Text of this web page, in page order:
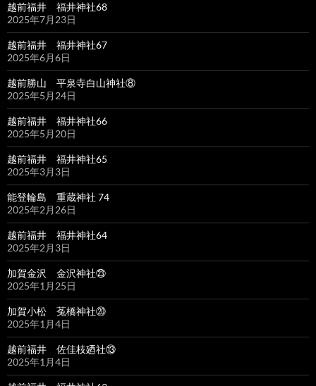
越前福井 福井神社68
2025年7月23日
越前福井 福井神社67
2025年6月6日
越前勝山 平泉寺白山神社⑧
2025年5月24日
越前福井 福井神社66
2025年5月20日
越前福井 福井神社65
2025年3月3日
能登輪島 重蔵神社 74
2025年2月26日
越前福井 福井神社64
2025年2月3日
加賀金沢 金沢神社㉓
2025年1月25日
加賀小松 菟橋神社⑳
2025年1月4日
越前福井 佐佳枝廼社⑬
2025年1月4日